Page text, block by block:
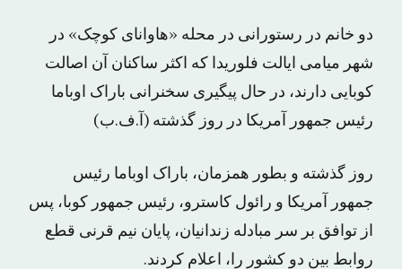
دو خانم در رستورانی در محله «هاوانای کوچک» در
شهر میامی ایالت فلوریدا که اکثر ساکنان آن اصالت
کوبایی دارند، در حال پیگیری سخنرانی باراک اوباما
رئیس جمهور آمریکا در روز گذشته (آ.ف.ب)
روز گذشته و بطور همزمان، باراک اوباما رئیس
جمهور آمریکا و رائول کاسترو، رئیس جمهور کوبا، پس
از توافق بر سر مبادله زندانیان، پایان نیم قرنی قطع
روابط بین دو کشور را، اعلام کردند.